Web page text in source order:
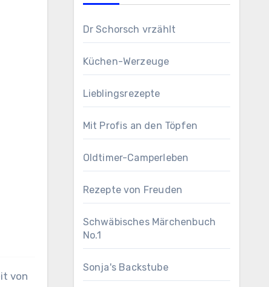
Dr Schorsch vrzählt
Küchen-Werzeuge
Lieblingsrezepte
Mit Profis an den Töpfen
Oldtimer-Camperleben
Rezepte von Freuden
Schwäbisches Märchenbuch
No.1
Sonja's Backstube